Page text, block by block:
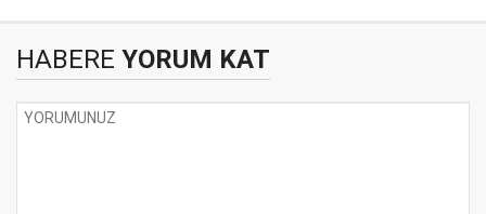
HABERE YORUM KAT